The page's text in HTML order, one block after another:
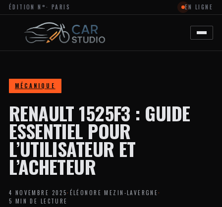
ÉDITION N°
MAGAZINE
DÉDIÉ
L’ACTUALITÉ
AUTOMOBILE
ET
MOTO,
LA
PERSONNALISATION
ET
AUX
TENDANCES
CRÉATIVES
DANS
L’UNIVERS
LE
SITE
· PARIS EN LIGNE
MÉCANIQUE
RENAULT 1525F3 : GUIDE
ESSENTIEL POUR
L’UTILISATEUR ET
L’ACHETEUR
4 NOVEMBRE 2025· ÉLÉONORE MEZIN-LAVERGNE·
5 MIN DE LECTURE